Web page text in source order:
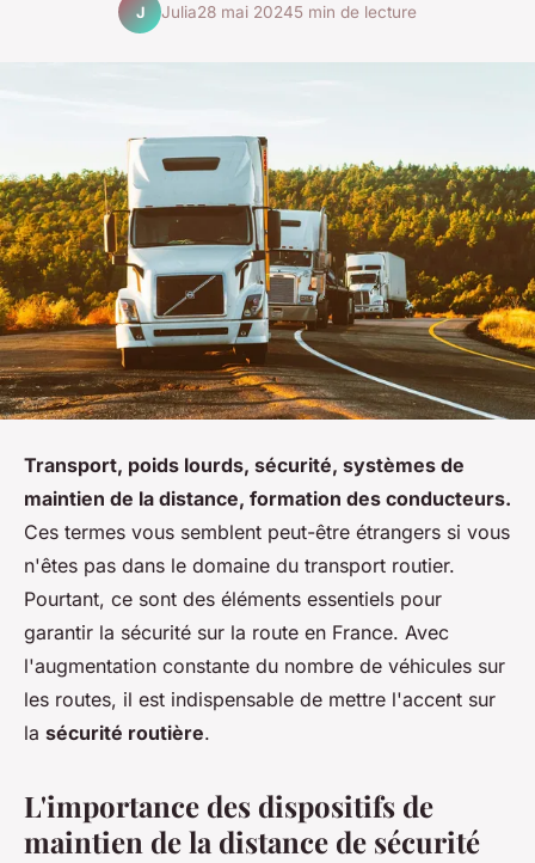
J Julia28 mai 20245 min de lecture
Transport, poids lourds, sécurité, systèmes de
maintien de la distance, formation des conducteurs.
Ces termes vous semblent peut-être étrangers si vous
n'êtes pas dans le domaine du transport routier.
Pourtant, ce sont des éléments essentiels pour
garantir la sécurité sur la route en France. Avec
l'augmentation constante du nombre de véhicules sur
les routes, il est indispensable de mettre l'accent sur
la sécurité routière.
L'importance des dispositifs de
maintien de la distance de sécurité